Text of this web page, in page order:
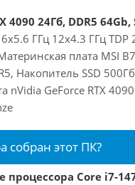
24Гб, DDR5 64Gb,
ГГц 12x4.3 ГГц
плата MSI
Накопитель SSD
nVidia GeForce RTX
собран этот ПК?
процессора Core i7-